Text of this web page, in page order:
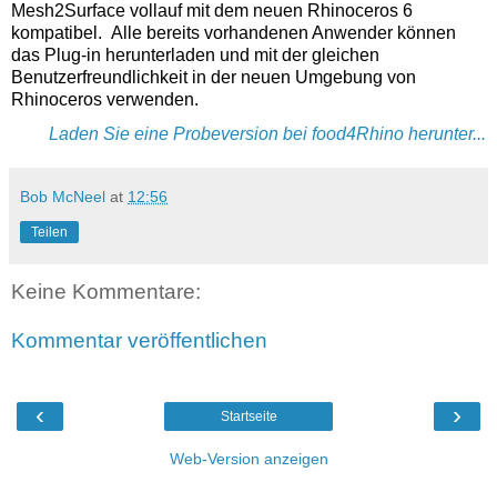
Mesh2Surface vollauf mit dem neuen Rhinoceros 6
kompatibel.  Alle bereits vorhandenen Anwender können
das Plug-in herunterladen und mit der gleichen
Benutzerfreundlichkeit in der neuen Umgebung von
Rhinoceros verwenden.
Laden Sie eine Probeversion bei food4Rhino herunter...
Bob McNeel at 12:56
Teilen
Keine Kommentare:
Kommentar veröffentlichen
‹ ›
Startseite
Web-Version anzeigen